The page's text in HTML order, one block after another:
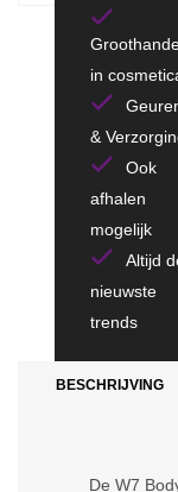
in
&
Ook
afhalen
mogelijk
Altijd
nieuwste
trends
BESCHRIJVING
De W7